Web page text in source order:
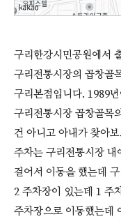
구리한강시민공원에서
구리전통시장의 곱창골
구리본점입니다. 1989
구리전통시장 곱창골목
건 아니고 아내가 찾아
주차는 구리전통시장
걸어서 이동을 했는데
2 주차장이 있는데 1 주
주차장으로 이동했는데